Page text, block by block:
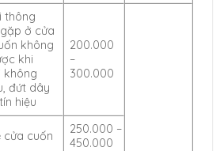
thông
ở cửa
không
khi
không
đứt dây
hiệu
200.000
–
300.000
cửa cuốn
250.000 –
450.000